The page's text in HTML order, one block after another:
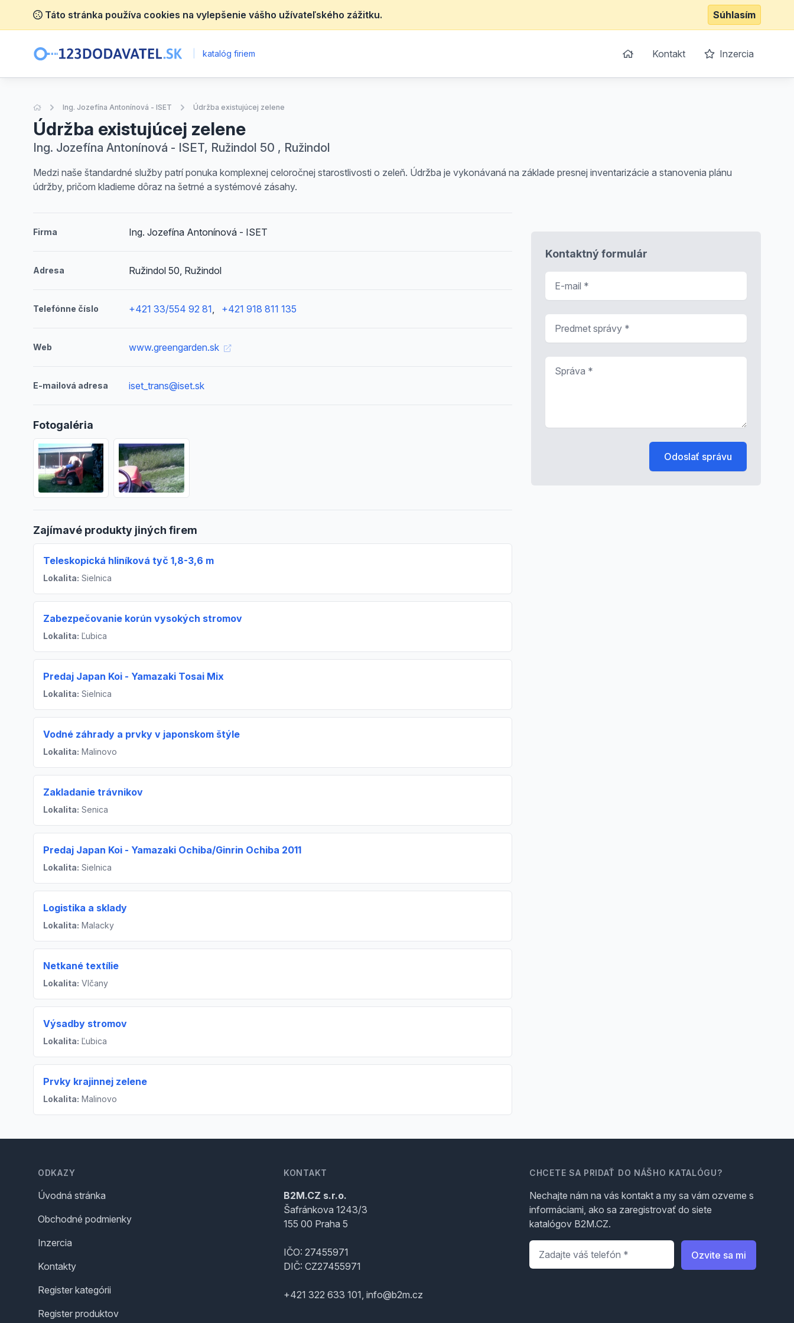
Táto stránka používa cookies na vylepšenie vášho užívateľského zážitku. Súhlasím
katalóg firiem Kontakt Inzercia
Úvodná stránka
Ing. Jozefína Antonínová - ISET Údržba existujúcej zelene
Údržba existujúcej zelene
Ing. Jozefína Antonínová - ISET, Ružindol 50 , Ružindol
Medzi naše štandardné služby patrí ponuka komplexnej celoročnej starostlivosti o zeleň. Údržba je vykonávaná na základe presnej inventarizácie a stanovenia plánu
údržby, pričom kladieme dôraz na šetrné a systémové zásahy.
Firma Ing. Jozefína Antonínová - ISET
Adresa Ružindol 50, Ružindol
Telefónne číslo +421 33/554 92 81, +421 918 811 135
Web www.greengarden.sk
E-mailová adresa iset_trans@iset.sk
Fotogaléria
Zajímavé produkty jiných firem
Teleskopická hliníková tyč 1,8-3,6 m
Lokalita: Sielnica
Zabezpečovanie korún vysokých stromov
Lokalita: Ľubica
Predaj Japan Koi - Yamazaki Tosai Mix
Lokalita: Sielnica
Vodné záhrady a prvky v japonskom štýle
Lokalita: Malinovo
Zakladanie trávnikov
Lokalita: Senica
Predaj Japan Koi - Yamazaki Ochiba/Ginrin Ochiba 2011
Lokalita: Sielnica
Logistika a sklady
Lokalita: Malacky
Netkané textílie
Lokalita: Vlčany
Výsadby stromov
Lokalita: Ľubica
Prvky krajinnej zelene
Lokalita: Malinovo
Kontaktný formulár
Odoslať správu
ODKAZY
Úvodná stránka
Obchodné podmienky
Inzercia
Kontakty
Register kategórii
Register produktov
KONTAKT
B2M.CZ s.r.o.
Šafránkova 1243/3
155 00 Praha 5
IČO: 27455971
DIČ: CZ27455971
+421 322 633 101, info@b2m.cz
CHCETE SA PRIDAŤ DO NÁŠHO KATALÓGU?
Nechajte nám na vás kontakt a my sa vám ozveme s
informáciami, ako sa zaregistrovať do siete
katalógov B2M.CZ.
Telefón
Ozvite sa mi